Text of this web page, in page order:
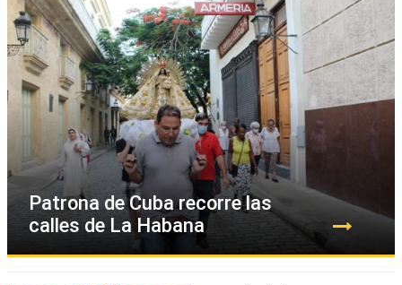
Patrona de Cuba recorre las
calles de La Habana